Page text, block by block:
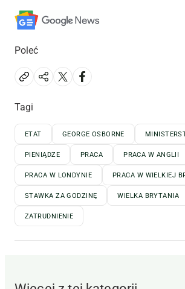
Poleć
Tagi
ETAT GEORGE OSBORNE
PIENIĄDZE PRACA PRACA W ANGLII
PRACA W LONDYNIE PRACA W WIELKIEJ
STAWKA ZA GODZINĘ WIELKA BRYTANIA
ZATRUDNIENIE